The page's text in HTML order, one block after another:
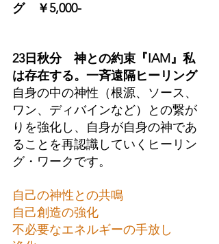
グ　￥5,000-
23日秋分　神との約束『IAM』私
は存在する。一斉遠隔ヒーリング
自身の中の神性（根源、ソース、
ワン、ディバインなど）との繋が
りを強化し、自身が自身の神であ
ることを再認識していくヒーリン
グ・ワークです。
自己の神性との共鳴
自己創造の強化
不必要なエネルギーの手放し